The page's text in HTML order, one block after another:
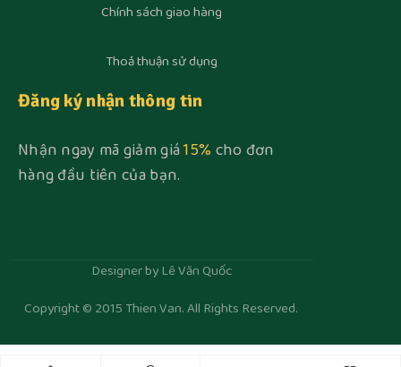
Chính sách giao hàng
Thoả thuận sử dụng
Đăng ký nhận thông tin
Nhận ngay mã giảm giá15%cho đơn
hàng đầu tiên của bạn.
Designer by Lê Văn Quốc
Copyright © 2015 Thien Van. All Rights Reserved.